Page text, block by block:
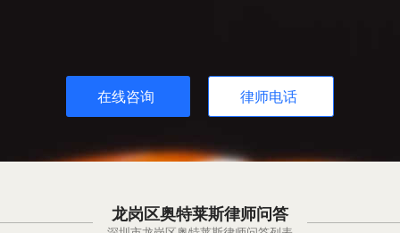
在线咨询 律师电话
龙岗区奥特莱斯律师问答